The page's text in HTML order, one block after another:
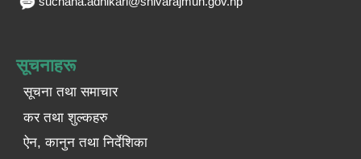
सूचनाहरू
सूचना तथा समाचार
कर तथा शुल्कहरु
ऐन, कानुन तथा निर्देशिका